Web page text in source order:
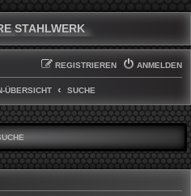
STAHLWERK
ANMELDEN
REGISTRIEREN
ÜBERSICHT SUCHE